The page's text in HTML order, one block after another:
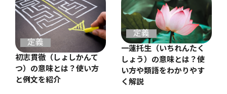
定義
初志貫徹（しょしかんて
つ）の意味とは？使い方
と例文を紹介
定義
一蓮托生（いちれんたく
しょう）の意味とは？使
い方や類語をわかりやす
く解説